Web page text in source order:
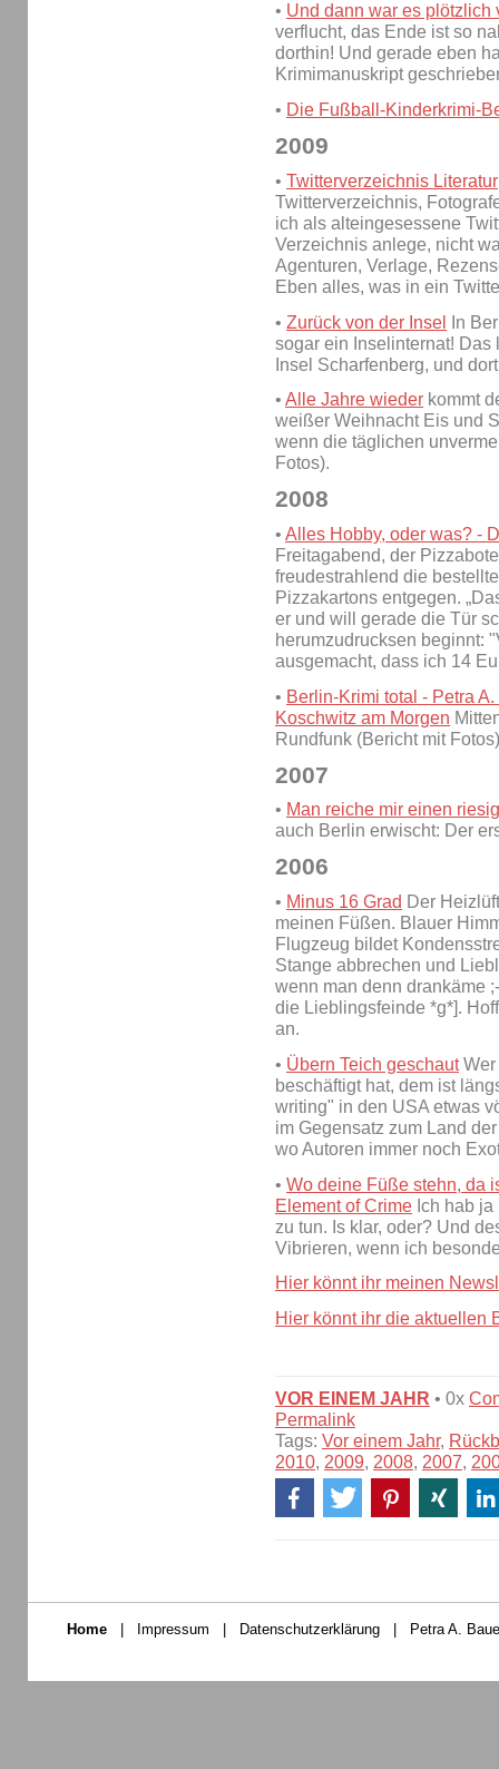
• Und dann war es plötzlich
verflucht, das Ende ist so
dorthin! Und gerade eben
Krimimanuskript
• Die Fußball-Kinderkrimi-
2009
• Twitterverzeichnis Literatur
Twitterverzeichnis,
ich als alteingesessene
Verzeichnis anlege, nicht
Agenturen, Verlage,
Eben alles, was in ein
• Zurück von der Insel
In
sogar ein Inselinternat! Das
Insel Scharfenberg, und
• Alle Jahre wieder kommt
weißer Weihnacht Eis und
wenn die täglichen
Fotos).
2008
• Alles Hobby, oder was? -
Freitagabend, der
freudestrahlend die
Pizzakartons entgegen.
er und will gerade die Tür
herumzudrucksen beginnt:
ausgemacht, dass ich 14
• Berlin-Krimi total - Petra
Koschwitz am Morgen
Rundfunk (Bericht mit Fotos)
2007
• Man reiche mir einen
auch Berlin erwischt: Der
2006
• Minus 16 Grad Der
meinen Füßen. Blauer
Flugzeug bildet
Stange abbrechen und
wenn man denn drankäme
die Lieblingsfeinde *g*].
an.
• Übern Teich geschautWer
beschäftigt hat, dem ist
writing" in den USA etwas
im Gegensatz zum Land
wo Autoren immer noch
• Wo deine Füße stehn, da
Element of Crime Ich hab
zu tun. Is klar, oder? Und
Vibrieren, wenn ich
Hier könnt ihr meinen
Hier könnt ihr die aktuellen
VOR EINEM JAHR • 0x
Permalink
Tags: Vor einem Jahr,
2010, 2009, 2008, 2007,
Home Impressum Datenschutzerklärung Petra A.